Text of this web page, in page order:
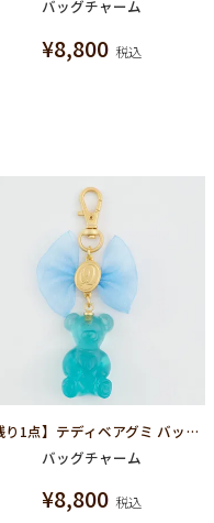
バッグチャーム
¥8,800 税込
【残り1点】テディベアグミ バッグチャーム(ソーダ)
バッグチャーム
¥8,800 税込